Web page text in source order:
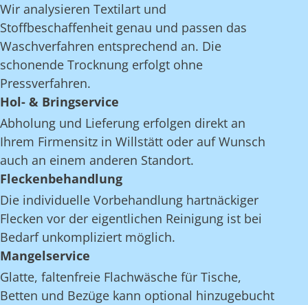
Wir analysieren Textilart und
Stoffbeschaffenheit genau und passen das
Waschverfahren entsprechend an. Die
schonende Trocknung erfolgt ohne
Pressverfahren.
Hol- & Bringservice
Abholung und Lieferung erfolgen direkt an
Ihrem Firmensitz in Willstätt oder auf Wunsch
auch an einem anderen Standort.
Fleckenbehandlung
Die individuelle Vorbehandlung hartnäckiger
Flecken vor der eigentlichen Reinigung ist bei
Bedarf unkompliziert möglich.
Mangelservice
Glatte, faltenfreie Flachwäsche für Tische,
Betten und Bezüge kann optional hinzugebucht